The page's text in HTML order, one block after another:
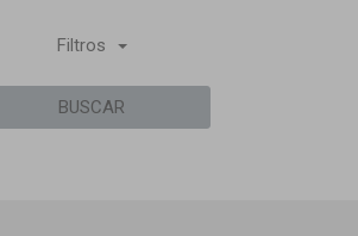
Filtros
BUSCAR